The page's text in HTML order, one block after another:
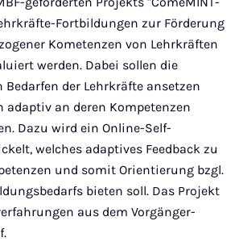
Fortbildungen zur Förderung
Kometenzen von Lehrkräften
werden. Dabei sollen die
der Lehrkräfte ansetzen
adaptiv an deren Kompetenzen
Dazu wird ein Online-Self-
welches adaptives Feedback zu
und somit Orientierung bzgl.
bieten soll. Das Projekt
aus dem Vorgänger-